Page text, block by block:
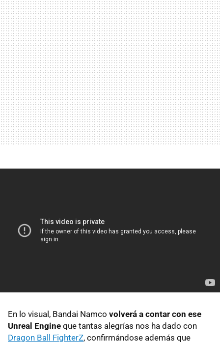
En lo visual, Bandai Namco volverá a contar con ese
Unreal Engine que tantas alegrías nos ha dado con
Dragon Ball FighterZ, confirmándose además que